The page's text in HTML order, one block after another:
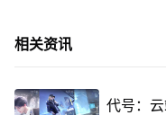
相关资讯
代号：